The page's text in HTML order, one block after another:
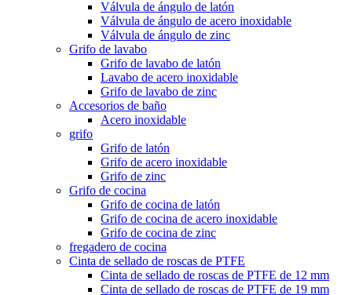
Válvula de ángulo de latón
Válvula de ángulo de acero inoxidable
Válvula de ángulo de zinc
Grifo de lavabo
Grifo de lavabo de latón
Lavabo de acero inoxidable
Grifo de lavabo de zinc
Accesorios de baño
Acero inoxidable
grifo
Grifo de latón
Grifo de acero inoxidable
Grifo de zinc
Grifo de cocina
Grifo de cocina de latón
Grifo de cocina de acero inoxidable
Grifo de cocina de zinc
fregadero de cocina
Cinta de sellado de roscas de PTFE
Cinta de sellado de roscas de PTFE de 12 mm
Cinta de sellado de roscas de PTFE de 19 mm